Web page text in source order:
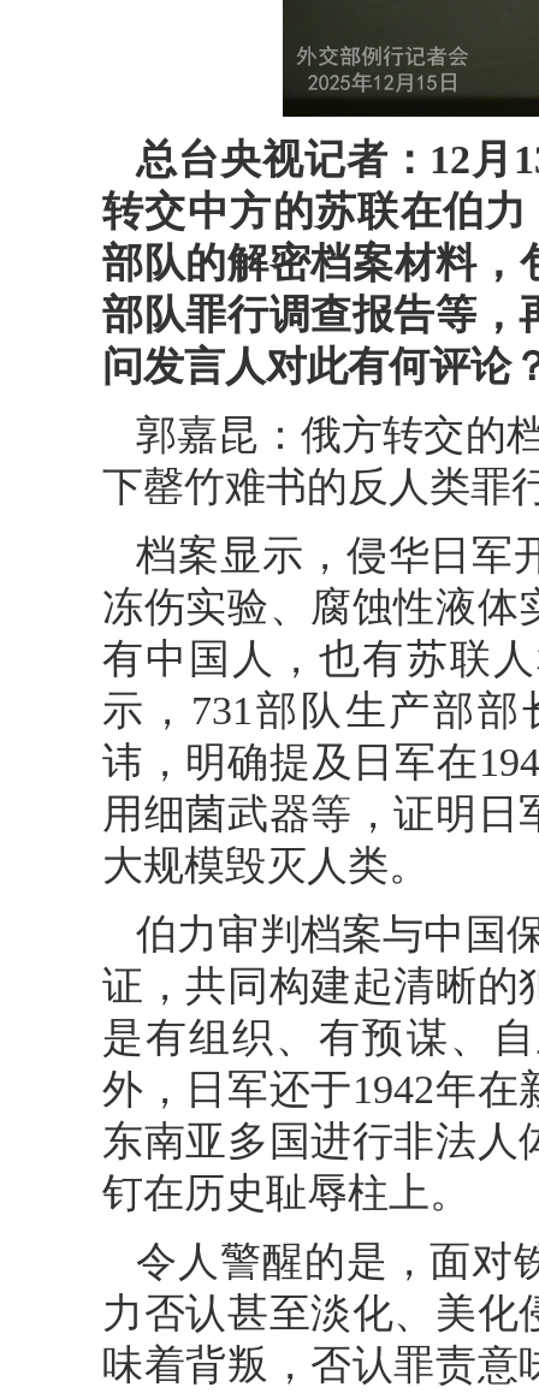
总台央视记者：12月
转交中方的苏联在伯
部队的解密档案材料，
部队罪行调查报告等，
问发言人对此有何评论
郭嘉昆：俄方转交的
下罄竹难书的反人类罪
档案显示，侵华日军
冻伤实验、腐蚀性液体
有中国人，也有苏联
示，731部队生产部
讳，明确提及日军在
用细菌武器等，证明
大规模毁灭人类。
伯力审判档案与中国
证，共同构建起清晰的
是有组织、有预谋、
外，日军还于1942年
东南亚多国进行非法人
钉在历史耻辱柱上。
令人警醒的是，面对
力否认甚至淡化、美
味着背叛，否认罪责意